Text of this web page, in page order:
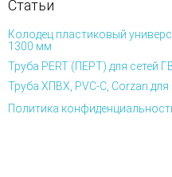
Статьи
Колодец пластиковый
1300 мм
Труба PERT (ПЕРТ) для сетей
Труба ХПВХ, PVC-C, Corzan
Политика